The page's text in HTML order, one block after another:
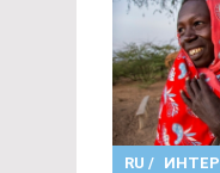
RU /